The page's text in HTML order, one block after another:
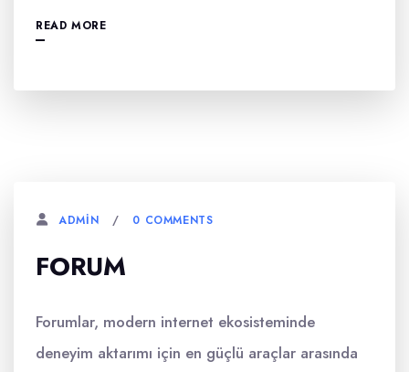
READ MORE
ADMIN 0 COMMENTS
FORUM
Forumlar, modern internet ekosisteminde
deneyim aktarımı için en güçlü araçlar arasında